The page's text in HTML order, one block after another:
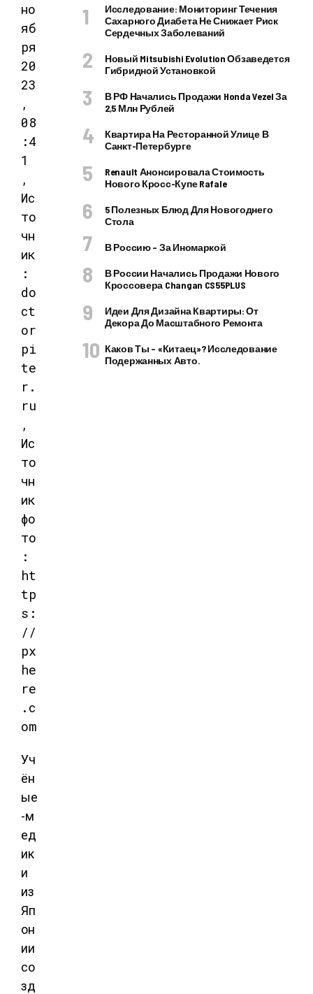
но
яб
ря
20
23
,
08
:4
1
,
Ис
то
чн
ик
:
do
ct
or
pi
te
r.
ru
,
Ис
то
чн
ик
фо
то
:
ht
tp
s:
//
px
he
re
.c
om
Уч
ён
ые
-м
ед
ик
и
из
Яп
он
ии
со
зд
Исследование: Мониторинг Течения
Сахарного Диабета Не Снижает Риск
Сердечных Заболеваний
Новый Mitsubishi Evolution Обзаведется
Гибридной Установкой
В РФ Начались Продажи Honda Vezel За
2,5 Млн Рублей
Квартира На Ресторанной Улице В
Санкт-Петербурге
Renault Анонсировала Стоимость
Нового Кросс-Купе Rafale
5 Полезных Блюд Для Новогоднего
Стола
В Россию – За Иномаркой
В России Начались Продажи Нового
Кроссовера Changan CS55PLUS
Идеи Для Дизайна Квартиры: От
Декора До Масштабного Ремонта
Каков Ты – «китаец»? Исследование
Подержанных Авто.